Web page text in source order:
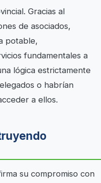
Gracias al
de asociados,
potable,
fundamentales a
lógica estrictamente
o habrían
a ellos.
su compromiso con